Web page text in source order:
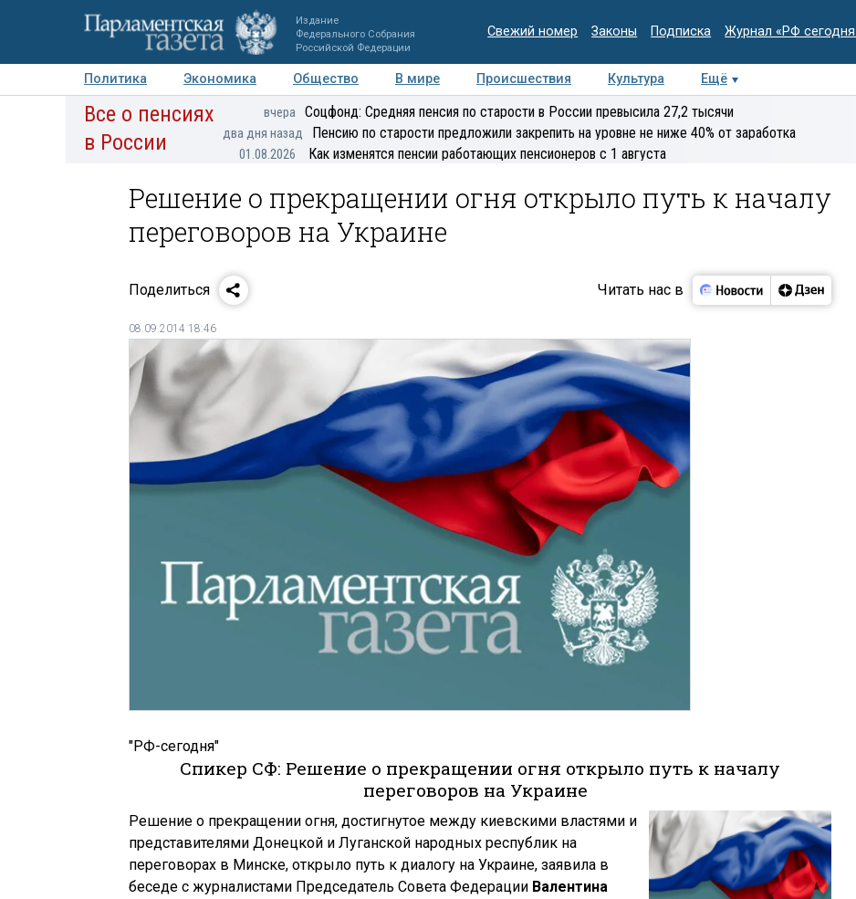
Издание
Федерального Собрания
Российской Федерации
Свежий номер Законы Подписка Журнал «РФ
Политика Экономика Общество В мире Происшествия Культура Ещё
Авторы Персоны Мнения Регионы Медиацентр Интервью Колумнисты
экспертиза
Все о пенсиях
в России
вчера Соцфонд: Средняя пенсия по старости в России превысила 27,2 тысячи
два дня назад Пенсию по старости предложили закрепить на уровне не ниже 40% от заработка
01.08.2026 Как изменятся пенсии работающих пенсионеров с 1 августа
Решение о прекращении огня открыло путь к началу
переговоров на Украине
Поделиться Читать нас в
08.09.2014 18:46
"РФ-сегодня"
Спикер СФ: Решение о прекращении огня открыло путь к началу
переговоров на Украине
Решение о прекращении огня, достигнутое между киевскими властями и
представителями Донецкой и Луганской народных республик на
переговорах в Минске, открыло путь к диалогу на Украине, заявила в
беседе с журналистами Председатель Совета Федерации Валентина